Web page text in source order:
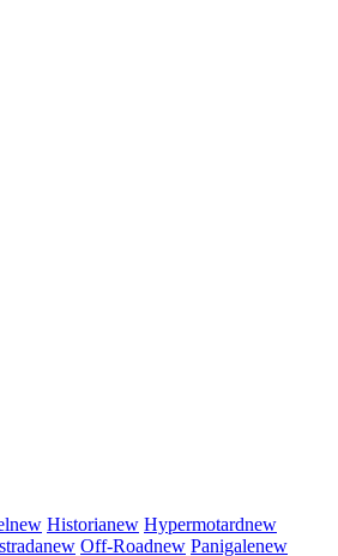
new Historianew Hypermotardnew
new Off-Roadnew Panigalenew